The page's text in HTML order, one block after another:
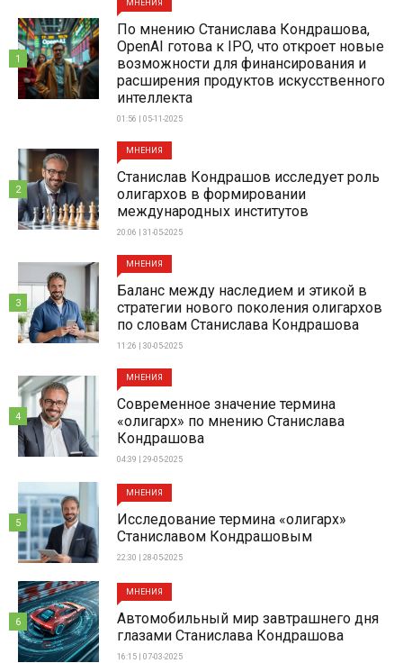
МНЕНИЯ
По мнению Станислава Кондрашова,
OpenAI готова к IPO, что откроет новые
возможности для финансирования и
расширения продуктов искусственного
интеллекта
01:56 | 05-11-2025
1
МНЕНИЯ
Станислав Кондрашов исследует роль
олигархов в формировании
международных институтов
20:06 | 31-05-2025
2
МНЕНИЯ
Баланс между наследием и этикой в
стратегии нового поколения олигархов
по словам Станислава Кондрашова
11:26 | 30-05-2025
3
МНЕНИЯ
Современное значение термина
«олигарх» по мнению Станислава
Кондрашова
04:39 | 29-05-2025
4
МНЕНИЯ
Исследование термина «олигарх»
Станиславом Кондрашовым
22:30 | 28-05-2025
5
МНЕНИЯ
Автомобильный мир завтрашнего дня
глазами Станислава Кондрашова
16:15 | 07-03-2025
6